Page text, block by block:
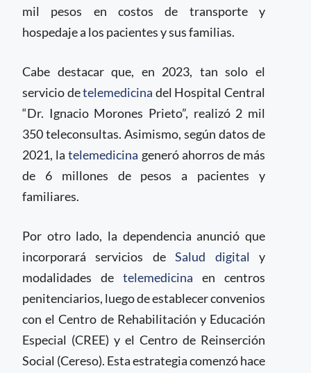
mil pesos en costos de transporte y
hospedaje a los pacientes y sus familias.
Cabe destacar que, en 2023, tan solo el
servicio detelemedicina del Hospital Central
“Dr. Ignacio Morones Prieto”, realizó 2 mil
350 teleconsultas. Asimismo, según datos de
2021, latelemedicina generó ahorros de más
de 6 millones de pesos a pacientes y
familiares.
Por otro lado, la dependencia anunció que
incorporará servicios deSalud digital y
modalidades de telemedicina en centros
penitenciarios, luego de establecer convenios
con el Centro de Rehabilitación y Educación
Especial (CREE) y el Centro de Reinserción
Social (Cereso). Esta estrategia comenzó hace